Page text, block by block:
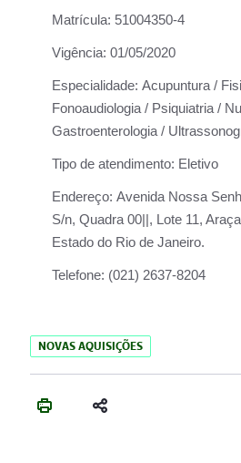
Matrícula: 51004350-4
Vigência: 01/05/2020
Especialidade: Acupuntura /
Fonoaudiologia / Psiquiatria /
Gastroenterologia /
Tipo de atendimento: Eletivo
Endereço: Avenida Nossa
S/n, Quadra 00||, Lote 11,
Estado do Rio de Janeiro.
Telefone: (021) 2637-8204
NOVAS AQUISIÇÕES